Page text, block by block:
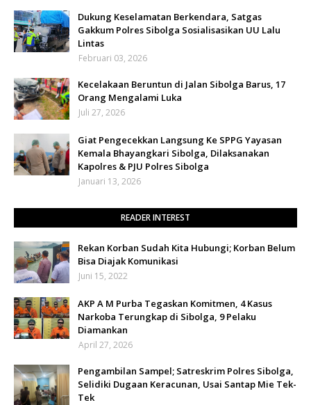
Dukung Keselamatan Berkendara, Satgas
Gakkum Polres Sibolga Sosialisasikan UU Lalu
Lintas
Februari 03, 2026
Kecelakaan Beruntun di Jalan Sibolga Barus, 17
Orang Mengalami Luka
Juli 27, 2026
Giat Pengecekkan Langsung Ke SPPG Yayasan
Kemala Bhayangkari Sibolga, Dilaksanakan
Kapolres & PJU Polres Sibolga
Januari 13, 2026
READER INTEREST
Rekan Korban Sudah Kita Hubungi; Korban Belum
Bisa Diajak Komunikasi
Juni 15, 2022
AKP A M Purba Tegaskan Komitmen, 4 Kasus
Narkoba Terungkap di Sibolga, 9 Pelaku
Diamankan
April 27, 2026
Pengambilan Sampel; Satreskrim Polres Sibolga,
Selidiki Dugaan Keracunan, Usai Santap Mie Tek-
Tek